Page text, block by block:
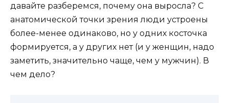
давайте разберемся, почему она выросла? С
анатомической точки зрения люди устроены
более-менее одинаково, но у одних косточка
формируется, а у других нет (и у женщин, надо
заметить, значительно чаще, чем у мужчин). В
чем дело?